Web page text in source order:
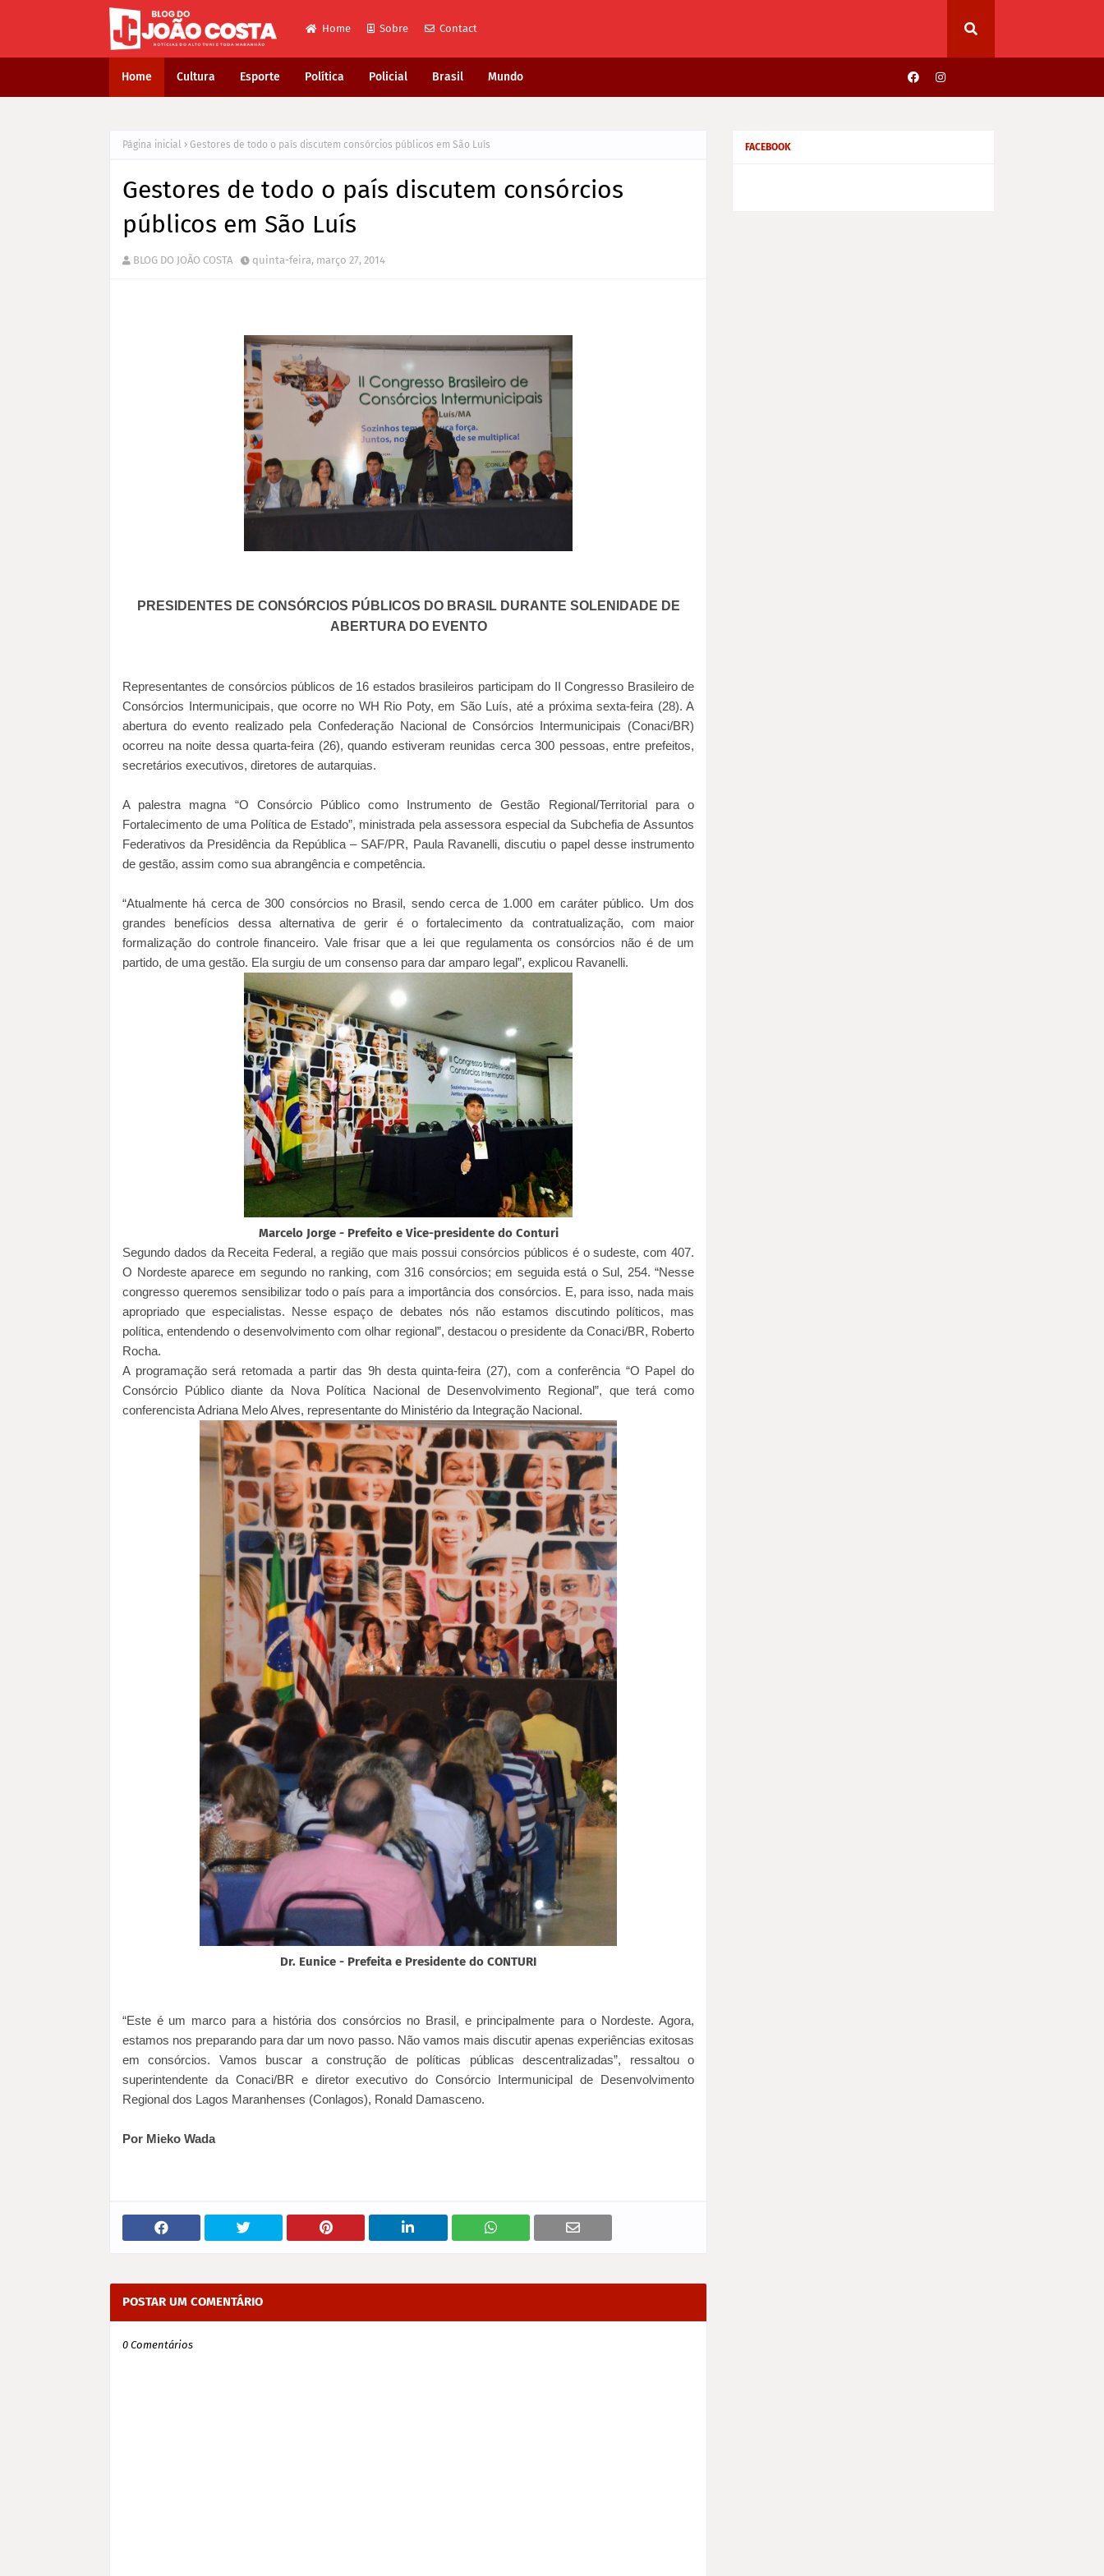
Home Sobre Contact
Home Cultura Esporte Política Policial Brasil Mundo
Página inicial Gestores de todo o país discutem consórcios públicos em São Luís
Gestores de todo o país discutem consórcios
públicos em São Luís
BLOG DO JOÃO COSTA quinta-feira, março 27, 2014
PRESIDENTES DE CONSÓRCIOS PÚBLICOS DO BRASIL DURANTE SOLENIDADE DE
ABERTURA DO EVENTO
Representantes de consórcios públicos de 16 estados brasileiros participam do II Congresso Brasileiro de
Consórcios Intermunicipais, que ocorre no WH Rio Poty, em São Luís, até a próxima sexta-feira (28). A
abertura do evento realizado pela Confederação Nacional de Consórcios Intermunicipais (Conaci/BR)
ocorreu na noite dessa quarta-feira (26), quando estiveram reunidas cerca 300 pessoas, entre prefeitos,
secretários executivos, diretores de autarquias.
A palestra magna “O Consórcio Público como Instrumento de Gestão Regional/Territorial para o
Fortalecimento de uma Política de Estado”, ministrada pela assessora especial da Subchefia de Assuntos
Federativos da Presidência da República – SAF/PR, Paula Ravanelli, discutiu o papel desse instrumento
de gestão, assim como sua abrangência e competência.
“Atualmente há cerca de 300 consórcios no Brasil, sendo cerca de 1.000 em caráter público. Um dos
grandes benefícios dessa alternativa de gerir é o fortalecimento da contratualização, com maior
formalização do controle financeiro. Vale frisar que a lei que regulamenta os consórcios não é de um
partido, de uma gestão. Ela surgiu de um consenso para dar amparo legal”, explicou Ravanelli.
Marcelo Jorge - Prefeito e Vice-presidente do Conturi
Segundo dados da Receita Federal, a região que mais possui consórcios públicos é o sudeste, com 407.
O Nordeste aparece em segundo no ranking, com 316 consórcios; em seguida está o Sul, 254. “Nesse
congresso queremos sensibilizar todo o país para a importância dos consórcios. E, para isso, nada mais
apropriado que especialistas. Nesse espaço de debates nós não estamos discutindo políticos, mas
política, entendendo o desenvolvimento com olhar regional”, destacou o presidente da Conaci/BR, Roberto
Rocha.
A programação será retomada a partir das 9h desta quinta-feira (27), com a conferência “O Papel do
Consórcio Público diante da Nova Política Nacional de Desenvolvimento Regional”, que terá como
conferencista Adriana Melo Alves, representante do Ministério da Integração Nacional.
Dr. Eunice - Prefeita e Presidente do CONTURI
“Este é um marco para a história dos consórcios no Brasil, e principalmente para o Nordeste. Agora,
estamos nos preparando para dar um novo passo. Não vamos mais discutir apenas experiências exitosas
em consórcios. Vamos buscar a construção de políticas públicas descentralizadas”, ressaltou o
superintendente da Conaci/BR e diretor executivo do Consórcio Intermunicipal de Desenvolvimento
Regional dos Lagos Maranhenses (Conlagos), Ronald Damasceno.
Por Mieko Wada
POSTAR UM COMENTÁRIO
0 Comentários
FACEBOOK